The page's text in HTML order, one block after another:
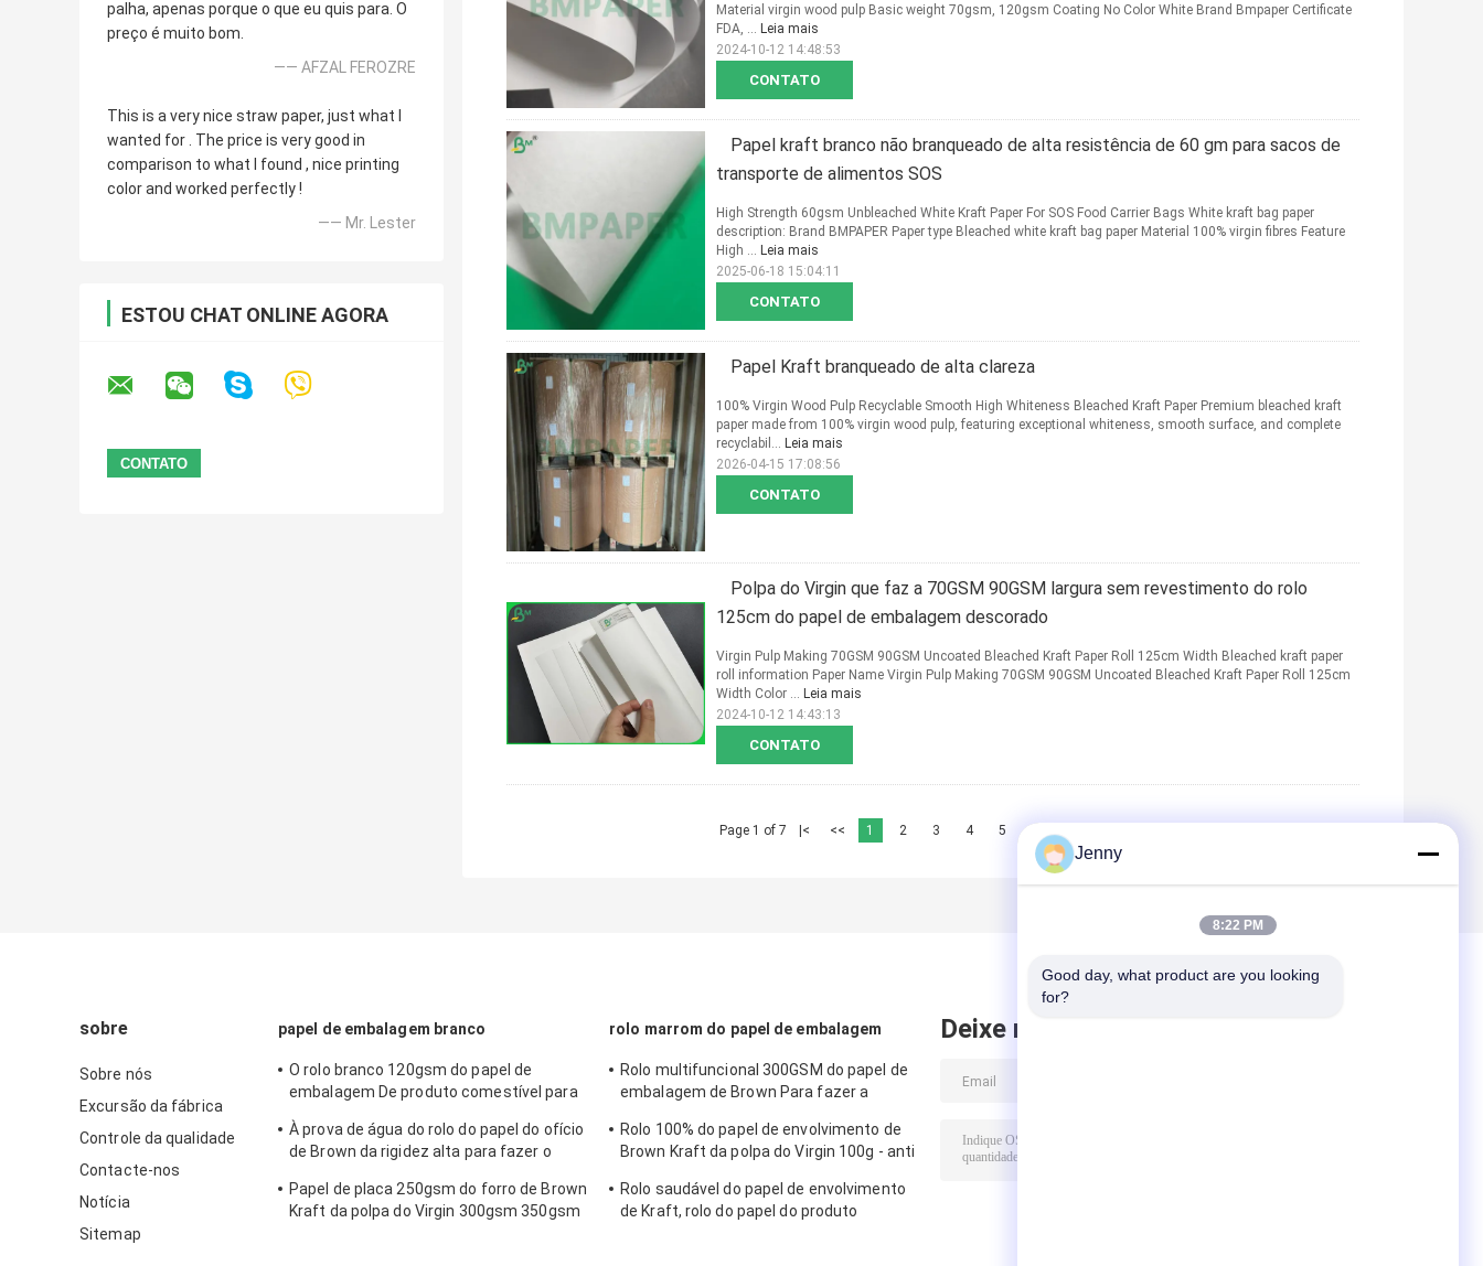
palha, apenas porque o que eu quis para. O
preço é muito bom.
—— AFZAL FEROZRE
This is a very nice straw paper, just what I
wanted for . The price is very good in
comparison to what I found , nice printing
color and worked perfectly !
—— Mr. Lester
ESTOU CHAT ONLINE AGORA
CONTATO
Material virgin wood pulp Basic weight 70gsm, 120gsm Coating No Color White Brand Bmpaper Certificate
FDA, ... Leia mais
2024-10-12 14:48:53
Papel kraft branco não branqueado de alta resistência de 60 gm para sacos de
transporte de alimentos SOS
CONTATO
High Strength 60gsm Unbleached White Kraft Paper For SOS Food Carrier Bags White kraft bag paper
description: Brand BMPAPER Paper type Bleached white kraft bag paper Material 100% virgin fibres Feature
High ... Leia mais
2025-06-18 15:04:11
Papel Kraft branqueado de alta clareza
CONTATO
100% Virgin Wood Pulp Recyclable Smooth High Whiteness Bleached Kraft Paper Premium bleached kraft
paper made from 100% virgin wood pulp, featuring exceptional whiteness, smooth surface, and complete
recyclabil... Leia mais
2026-04-15 17:08:56
Polpa do Virgin que faz a 70GSM 90GSM largura sem revestimento do rolo
125cm do papel de embalagem descorado
CONTATO
Virgin Pulp Making 70GSM 90GSM Uncoated Bleached Kraft Paper Roll 125cm Width Bleached kraft paper
roll information Paper Name Virgin Pulp Making 70GSM 90GSM Uncoated Bleached Kraft Paper Roll 125cm
Width Color ... Leia mais
2024-10-12 14:43:13
Page 1 of 7 |< << 1 2 3 4 5
sobre
Sobre nós
Excursão da fábrica
Controle da qualidade
Contacte-nos
Notícia
Sitemap
papel de embalagem branco
O rolo branco 120gsm do papel de
embalagem De produto comestível para
À prova de água do rolo do papel do ofício
de Brown da rigidez alta para fazer o
Papel de placa 250gsm do forro de Brown
Kraft da polpa do Virgin 300gsm 350gsm
rolo marrom do papel de embalagem
Rolo multifuncional 300GSM do papel de
embalagem de Brown Para fazer a
Rolo 100% do papel de envolvimento de
Brown Kraft da polpa do Virgin 100g - anti
Rolo saudável do papel de envolvimento
de Kraft, rolo do papel do produto
Deixe mensagem
Jenny
8:22 PM
Good day, what product are you looking
for?